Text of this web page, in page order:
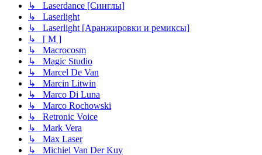
↳ Laserdance [Синглы]
↳ Laserlight
↳ Laserlight [Аранжировки и ремиксы]
↳ [ M ]
↳ Macrocosm
↳ Magic Studio
↳ Marcel De Van
↳ Marcin Litwin
↳ Marco Di Luna
↳ Marco Rochowski
↳ Retronic Voice
↳ Mark Vera
↳ Max Laser
↳ Michiel Van Der Kuy